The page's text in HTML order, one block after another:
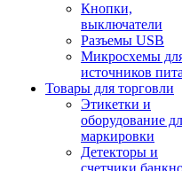
Кнопки,
выключатели
Разъемы USB
Микросхемы
источников
Товары для торговли
Этикетки и
оборудование
маркировки
Детекторы и
счетчики